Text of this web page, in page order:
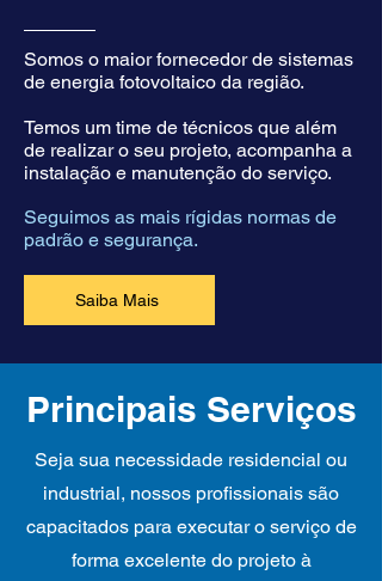
Somos o maior fornecedor de sistemas
de energia fotovoltaico da região.
Temos um time de técnicos que além
de realizar o seu projeto, acompanha a
instalação e manutenção do serviço.
Seguimos as mais rígidas normas de
padrão e segurança.
Saiba Mais
Principais Serviços
Seja sua necessidade residencial ou
industrial, nossos profissionais são
capacitados para executar o serviço de
forma excelente do projeto à